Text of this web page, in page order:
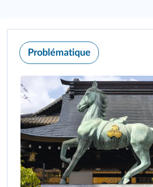
Problématique